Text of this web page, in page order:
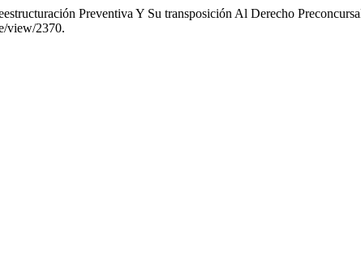
Preventiva Y Su transposición Al Derecho
view/2370.